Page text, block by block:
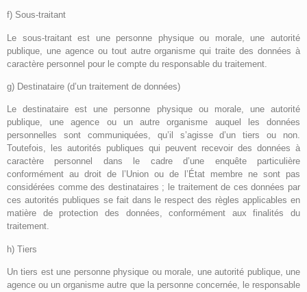
f) Sous-traitant
Le sous-traitant est une personne physique ou morale, une autorité
publique, une agence ou tout autre organisme qui traite des données à
caractère personnel pour le compte du responsable du traitement.
g) Destinataire (d’un traitement de données)
Le destinataire est une personne physique ou morale, une autorité
publique, une agence ou un autre organisme auquel les données
personnelles sont communiquées, qu’il s’agisse d’un tiers ou non.
Toutefois, les autorités publiques qui peuvent recevoir des données à
caractère personnel dans le cadre d’une enquête particulière
conformément au droit de l’Union ou de l’État membre ne sont pas
considérées comme des destinataires ; le traitement de ces données par
ces autorités publiques se fait dans le respect des règles applicables en
matière de protection des données, conformément aux finalités du
traitement.
h) Tiers
Un tiers est une personne physique ou morale, une autorité publique, une
agence ou un organisme autre que la personne concernée, le responsable